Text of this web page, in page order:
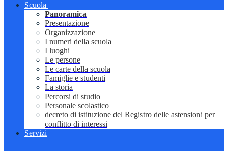
Scuola
Panoramica
Presentazione
Organizzazione
I numeri della scuola
I luoghi
Le persone
Le carte della scuola
Famiglie e studenti
La storia
Percorsi di studio
Personale scolastico
decreto di istituzione del Registro delle astensioni per
conflitto di interessi
Servizi